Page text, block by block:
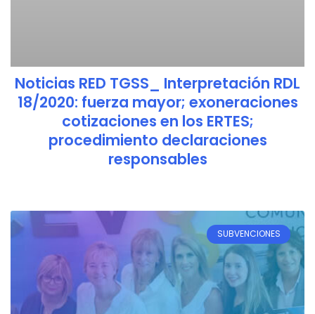
Noticias RED TGSS_ Interpretación RDL
18/2020: fuerza mayor; exoneraciones
cotizaciones en los ERTES;
procedimiento declaraciones
responsables
SUBVENCIONES